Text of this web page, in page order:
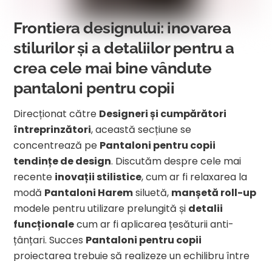
Frontiera designului: inovarea
stilurilor și a detaliilor pentru a
crea cele mai bine vândute
pantaloni pentru copii
Direcționat către Designeri și cumpărători
întreprinzători, această secțiune se
concentrează pe Pantaloni pentru copii
tendințe de design. Discutăm despre cele mai
recente inovații stilistice, cum ar fi relaxarea la
modă Pantaloni Haremsiluetă, manșetă roll-up
modele pentru utilizare prelungită și detalii
funcționalecum ar fi aplicarea țesăturii anti-
țânțari. Succes Pantaloni pentru copii
proiectarea trebuie să realizeze un echilibru între